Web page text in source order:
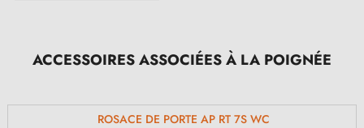
ACCESSOIRES ASSOCIÉES À LA POIGNÉE
ROSACE DE PORTE AP RT 7S WC